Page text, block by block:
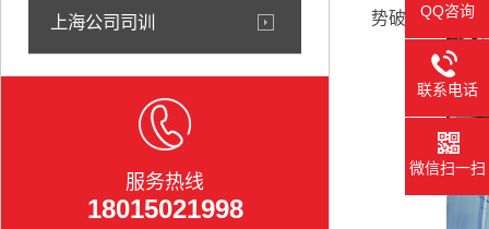
上海公司司训
服务热线
18015021998
势破环。滴水
QQ咨询
联系电话
微信扫一扫